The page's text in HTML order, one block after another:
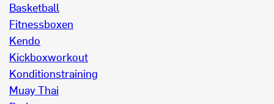
Basketball
Fitnessboxen
Kendo
Kickboxworkout
Konditionstraining
Muay Thai